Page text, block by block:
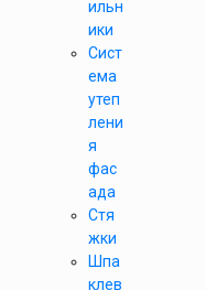
ильн
ики
Сист
ема
утеп
лени
я
фас
ада
Стя
жки
Шпа
клев